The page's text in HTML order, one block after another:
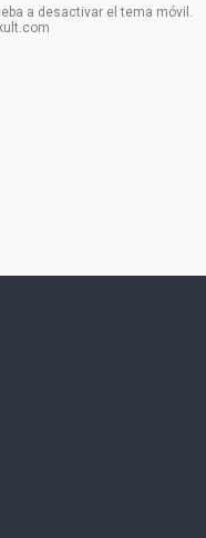
a desactivar el tema móvil.